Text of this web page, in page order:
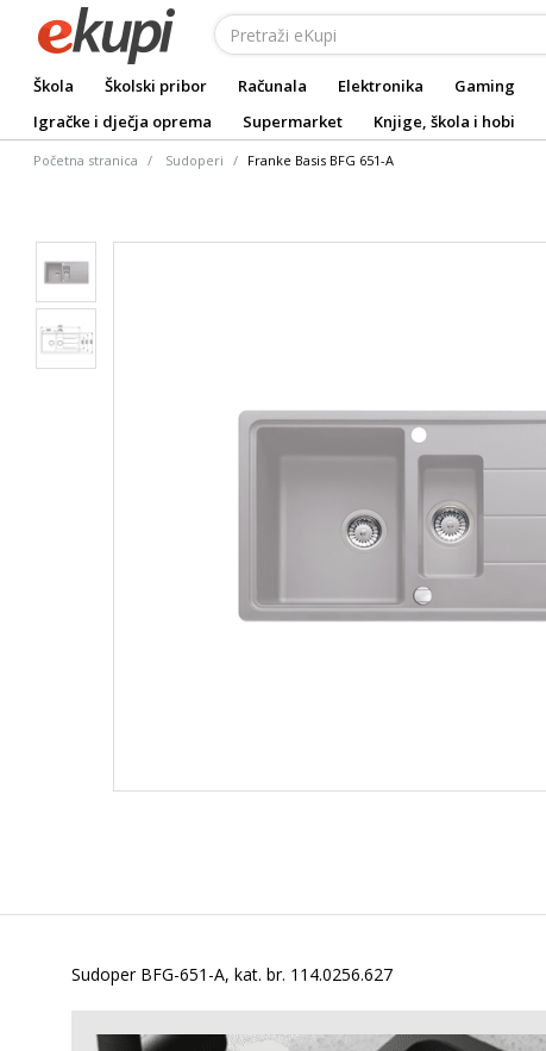
Škola Školski pribor Računala Elektronika Gaming
Igračke i dječja oprema
Supermarket Knjige, škola i hobi
Početna stranica Sudoperi Franke Basis BFG 651-A
Sudoper BFG-651-A, kat. br. 114.0256.627